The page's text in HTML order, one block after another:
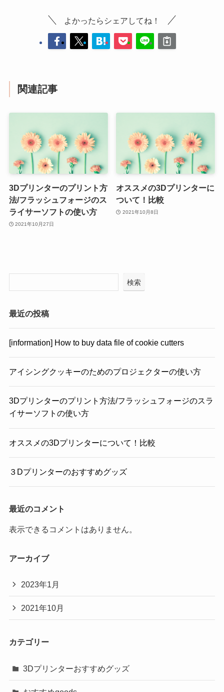
よかったらシェアしてね！
関連記事
3Dプリンターのプリント方
法/フラッシュフォージのス
ライサーソフトの使い方
2021年10月27日
オススメの3Dプリンターに
ついて！比較
2021年10月8日
検索
最近の投稿
[information] How to buy data file of cookie cutters
アイシングクッキーのためのプロジェクターの使い方
3Dプリンターのプリント方法/フラッシュフォージのスラ
イサーソフトの使い方
オススメの3Dプリンターについて！比較
３Dプリンターのおすすめグッズ
最近のコメント
表示できるコメントはありません。
アーカイブ
2023年1月
2021年10月
カテゴリー
3Dプリンターおすすめグッズ